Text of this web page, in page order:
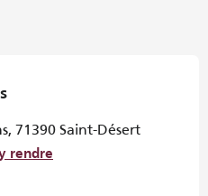
71390 Saint-Désert
rendre